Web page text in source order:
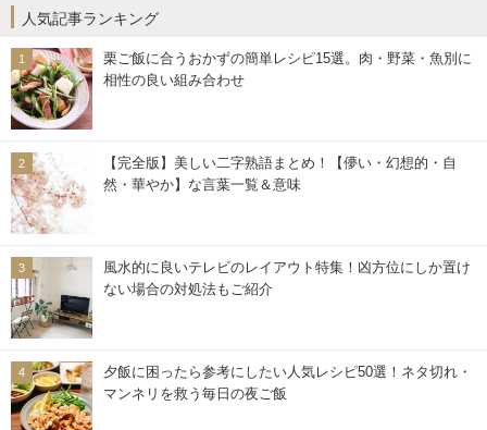
人気記事ランキング
栗ご飯に合うおかずの簡単レシピ15選。肉・野菜・魚別に
相性の良い組み合わせ
【完全版】美しい二字熟語まとめ！【儚い・幻想的・自
然・華やか】な言葉一覧＆意味
風水的に良いテレビのレイアウト特集！凶方位にしか置け
ない場合の対処法もご紹介
夕飯に困ったら参考にしたい人気レシピ50選！ネタ切れ・
マンネリを救う毎日の夜ご飯